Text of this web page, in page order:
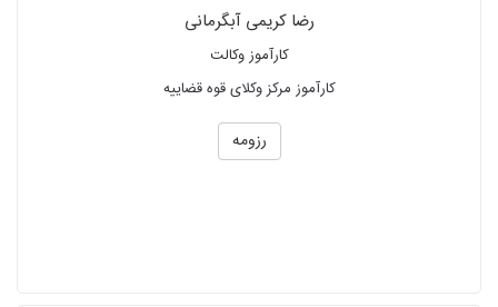
رضا کریمی آبگرمانی
کارآموز وکالت
کارآموز مرکز وکلای قوه قضاییه
رزومه